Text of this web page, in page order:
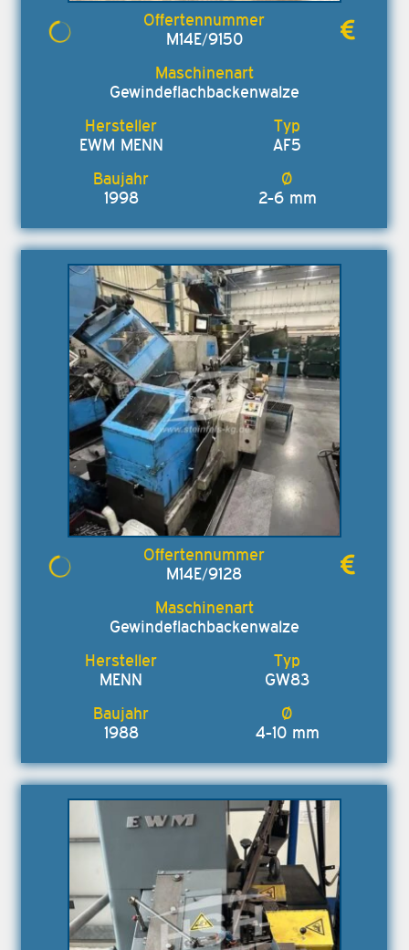
M14E/9150
Gewindeflachbackenwalze
EWM MENN AF5
1998 2-6 mm
M14E/9128
Gewindeflachbackenwalze
MENN GW83
1988 4-10 mm